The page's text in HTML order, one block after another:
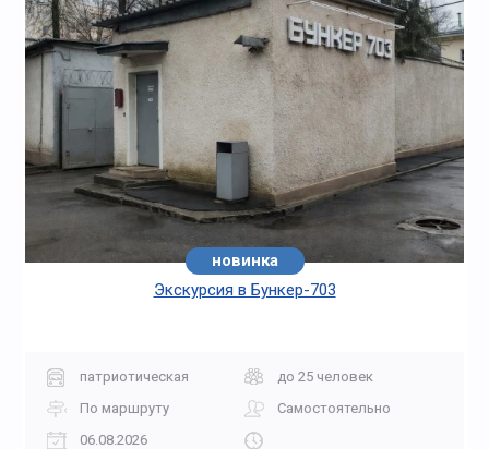
новинка
Экскурсия в Бункер-703
патриотическая
до 25 человек
По маршруту
Самостоятельно
06.08.2026